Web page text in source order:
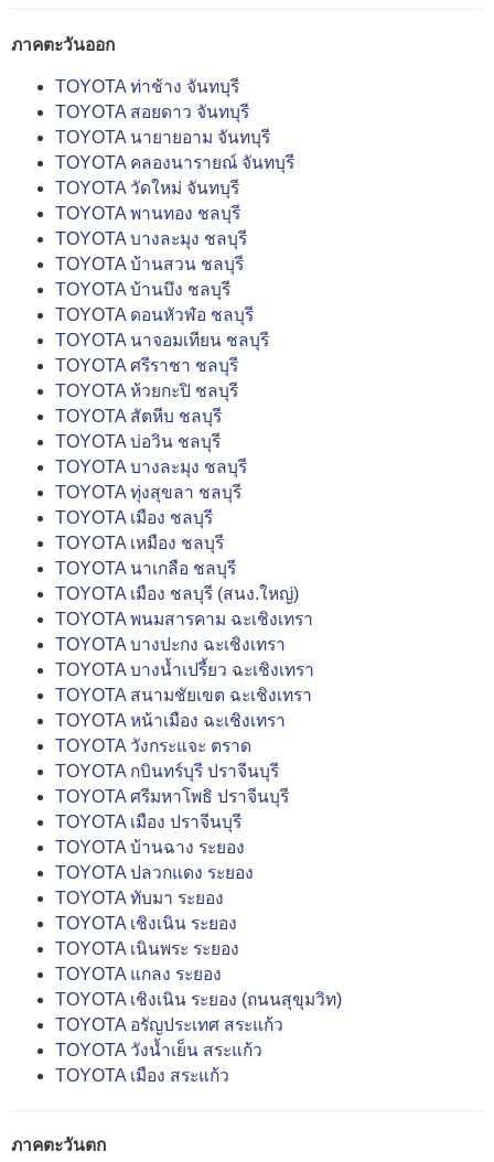
ภาคตะวันออก
TOYOTA ท่าช้าง จันทบุรี
TOYOTA สอยดาว จันทบุรี
TOYOTA นายายอาม จันทบุรี
TOYOTA คลองนารายณ์ จันทบุรี
TOYOTA วัดใหม่ จันทบุรี
TOYOTA พานทอง ชลบุรี
TOYOTA บางละมุง ชลบุรี
TOYOTA บ้านสวน ชลบุรี
TOYOTA บ้านบึง ชลบุรี
TOYOTA ดอนหัวฬ่อ ชลบุรี
TOYOTA นาจอมเทียน ชลบุรี
TOYOTA ศรีราชา ชลบุรี
TOYOTA ห้วยกะปิ ชลบุรี
TOYOTA สัตหีบ ชลบุรี
TOYOTA บ่อวิน ชลบุรี
TOYOTA บางละมุง ชลบุรี
TOYOTA ทุ่งสุขลา ชลบุรี
TOYOTA เมือง ชลบุรี
TOYOTA เหมือง ชลบุรี
TOYOTA นาเกลือ ชลบุรี
TOYOTA เมือง ชลบุรี (สนง.ใหญ่)
TOYOTA พนมสารคาม ฉะเชิงเทรา
TOYOTA บางปะกง ฉะเชิงเทรา
TOYOTA บางน้ำเปรี้ยว ฉะเชิงเทรา
TOYOTA สนามชัยเขต ฉะเชิงเทรา
TOYOTA หน้าเมือง ฉะเชิงเทรา
TOYOTA วังกระแจะ ตราด
TOYOTA กบินทร์บุรี ปราจีนบุรี
TOYOTA ศรีมหาโพธิ ปราจีนบุรี
TOYOTA เมือง ปราจีนบุรี
TOYOTA บ้านฉาง ระยอง
TOYOTA ปลวกแดง ระยอง
TOYOTA ทับมา ระยอง
TOYOTA เชิงเนิน ระยอง
TOYOTA เนินพระ ระยอง
TOYOTA แกลง ระยอง
TOYOTA เชิงเนิน ระยอง (ถนนสุขุมวิท)
TOYOTA อรัญประเทศ สระแก้ว
TOYOTA วังน้ำเย็น สระแก้ว
TOYOTA เมือง สระแก้ว
ภาคตะวันตก